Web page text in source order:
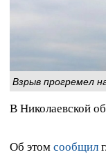
Взрыв прогремел
В Николаевской
Об этом сообщил